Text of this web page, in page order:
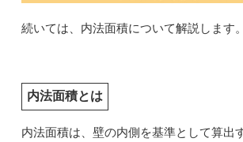
続いては、内法面積について解説します。
内法面積とは
内法面積は、壁の内側を基準として算出